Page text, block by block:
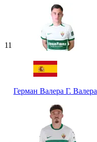
11
Герман Валера Г. Валера